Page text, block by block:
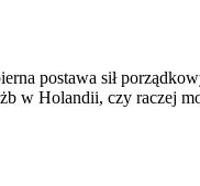
postawa sił
w Holandii, czy raczej